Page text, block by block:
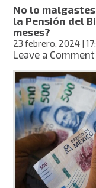
No lo
la Pensión del
meses?
23 febrero, 2024 |
Leave a Comment